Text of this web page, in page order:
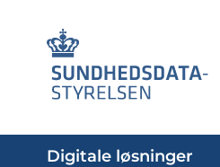
Digitale løsninger